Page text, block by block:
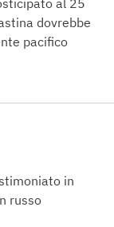
al 25
dovrebbe
pacifico
in
russo